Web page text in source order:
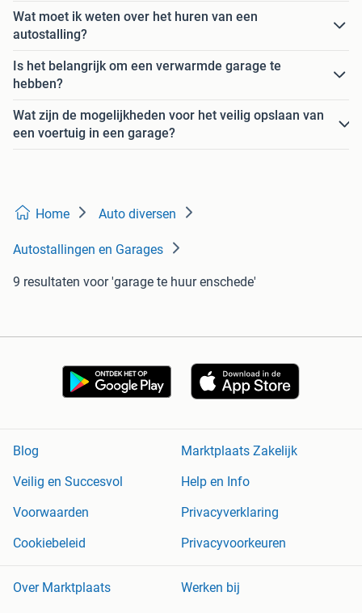
Wat moet ik weten over het huren van een
autostalling?
Is het belangrijk om een verwarmde garage te
hebben?
Wat zijn de mogelijkheden voor het veilig opslaan van
een voertuig in een garage?
Home Auto diversen
Autostallingen en Garages
9 resultaten voor 'garage te huur enschede'
Blog
Marktplaats Zakelijk
Veilig en Succesvol
Help en Info
Voorwaarden
Privacyverklaring
Cookiebeleid
Privacyvoorkeuren
Over Marktplaats
Werken bij